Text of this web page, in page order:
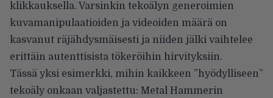
klikkauksella. Varsinkin tekoälyn generoimien
kuvamanipulaatioiden ja videoiden määrä on
kasvanut räjähdysmäisesti ja niiden jälki vaihtelee
erittäin autenttisista tökeröihin hirvityksiin.
Tässä yksi esimerkki, mihin kaikkeen ”hyödylliseen”
tekoäly onkaan valjastettu: Metal Hammerin